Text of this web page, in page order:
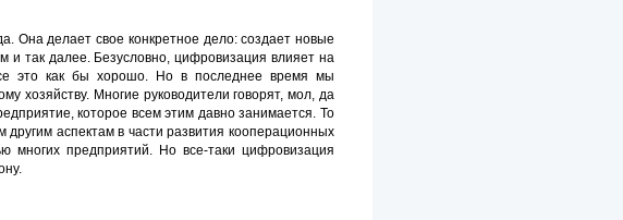
Она делает свое конкретное дело: создает новые
и так далее. Безусловно, цифровизация влияет на
это как бы хорошо. Но в последнее время мы
хозяйству. Многие руководители говорят, мол, да
которое всем этим давно занимается. То
аспектам в части развития кооперационных
многих предприятий. Но все-таки цифровизация